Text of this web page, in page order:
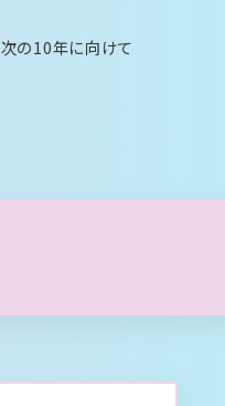
次の10年に向けて